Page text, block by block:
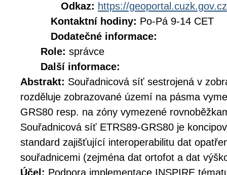
Odkaz: https://geoportal.cuzk.gov.cz
Kontaktní hodiny: Po-Pá 9-14 CET
Dodatečné informace:
Role: správce
Další informace:
Abstrakt: Souřadnicová síť sestrojená v
rozděluje zobrazované území na pásma
GRS80 resp. na zóny vymezené
Souřadnicová síť ETRS89-GRS80 je
standard zajišťující interoperabilitu dat
souřadnicemi (zejména dat ortofot a dat
Účel: Podpora implementace INSPIRE